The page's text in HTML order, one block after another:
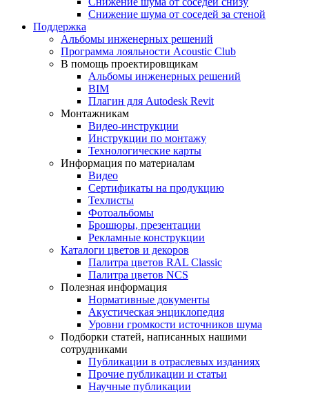
Снижение шума от соседей за стеной
Поддержка
Альбомы инженерных решений
Программа лояльности Acoustic Club
В помощь проектировщикам
Альбомы инженерных решений
BIM
Плагин для Autodesk Revit
Монтажникам
Видео-инструкции
Инструкции по монтажу
Технологические карты
Информация по материалам
Видео
Сертификаты на продукцию
Техлисты
Фотоальбомы
Брошюры, презентации
Рекламные конструкции
Каталоги цветов и декоров
Палитра цветов RAL Сlassic
Палитра цветов NCS
Полезная информация
Нормативные документы
Акустическая энциклопедия
Уровни громкости источников шума
Подборки статей, написанных нашими
сотрудниками
Публикации в отраслевых изданиях
Прочие публикации и статьи
Научные публикации